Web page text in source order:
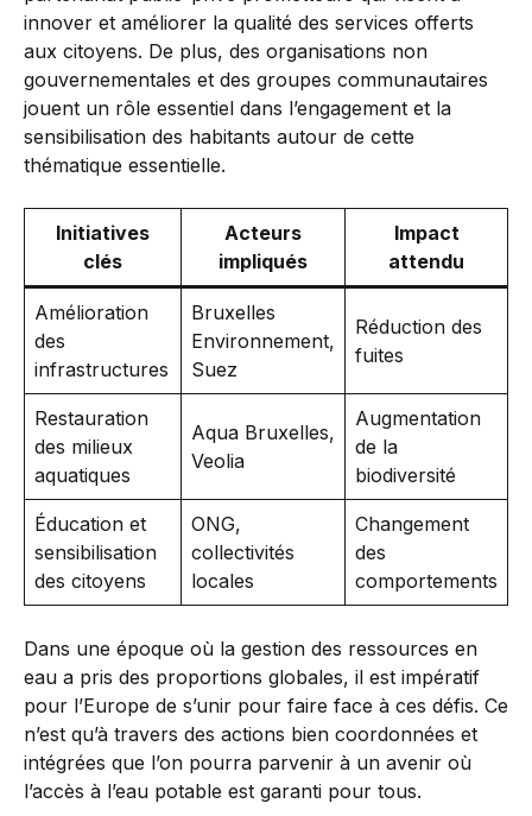
innover et améliorer la qualité des services offerts
aux citoyens. De plus, des organisations non
gouvernementales et des groupes communautaires
jouent un rôle essentiel dans l’engagement et la
sensibilisation des habitants autour de cette
thématique essentielle.
Initiatives
clés
Acteurs
impliqués
Impact
attendu
Amélioration
des
infrastructures
Bruxelles
Environnement,
Suez
Réduction des
fuites
Restauration
des milieux
aquatiques
Aqua Bruxelles,
Veolia
Augmentation
de la
biodiversité
Éducation et
sensibilisation
des citoyens
ONG,
collectivités
locales
Changement
des
comportements
Dans une époque où la gestion des ressources en
eau a pris des proportions globales, il est impératif
pour l’Europe de s’unir pour faire face à ces défis. Ce
n’est qu’à travers des actions bien coordonnées et
intégrées que l’on pourra parvenir à un avenir où
l’accès à l’eau potable est garanti pour tous.